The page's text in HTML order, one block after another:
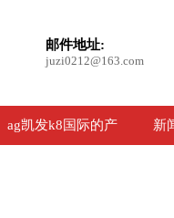
邮件地址:
juzi0212@163.com
ag凯发k8国际的产 新